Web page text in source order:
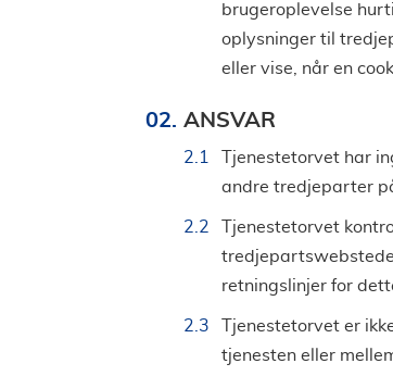
brugeroplevelse
oplysninger til
eller vise, når en
ANSVAR
Tjenestetorvet har
andre tredjeparter
Tjenestetorvet
retningslinjer for
Tjenestetorvet er
tjenesten eller